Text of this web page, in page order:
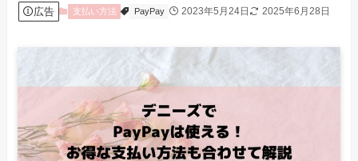
広告 支払い方法 PayPay 2023年5月24日 2025年6月28日